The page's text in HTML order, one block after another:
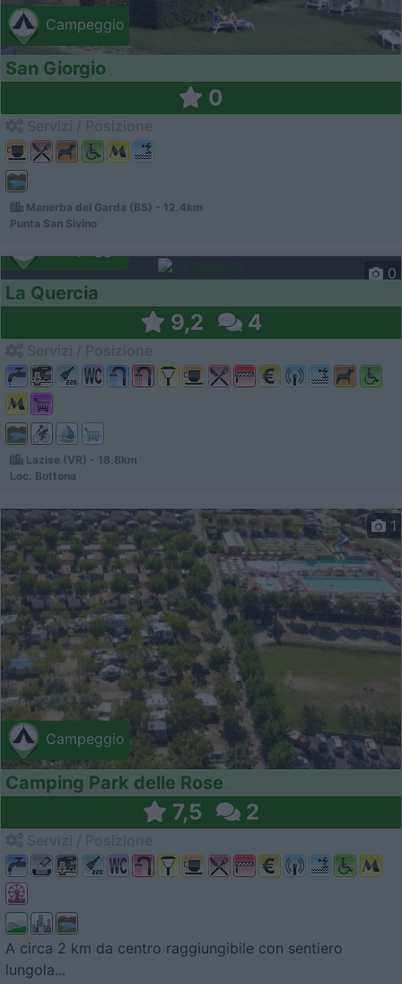
Campeggio
San Giorgio
0
Manerba del Garda (BS) - 12.4km
Punta San Sivino
0
La Quercia
9,2 4
Lazise (VR) - 18.8km
Loc. Bottona
Campeggio
1
Camping Park delle Rose
7,5 2
A circa 2 km da centro raggiungibile con sentiero
lungola...